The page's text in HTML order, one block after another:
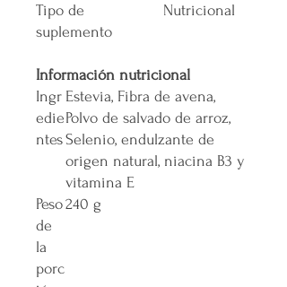
Tipo de
suplemento
Nutricional
Información nutricional
Ingr
edie
ntes
Estevia, Fibra de avena,
Polvo de salvado de arroz,
Selenio, endulzante de
origen natural, niacina B3 y
vitamina E
Peso
de
la
porc
240 g